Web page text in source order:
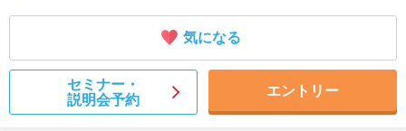
気になる
セミナー・
説明会予約
エントリー